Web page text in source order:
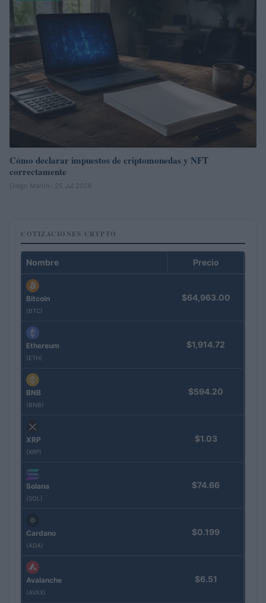
Cómo declarar impuestos de criptomonedas y NFT
correctamente
Diego Martín · 25 Jul 2026
COTIZACIONES CRYPTO
Nombre Precio
Bitcoin
(BTC)
$64,963.00
Ethereum
(ETH)
$1,914.72
BNB
(BNB)
$594.20
XRP
(XRP)
$1.03
Solana
(SOL)
$74.66
Cardano
(ADA)
$0.199
Avalanche
(AVAX)
$6.51